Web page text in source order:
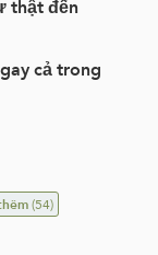
thật đến
(54)